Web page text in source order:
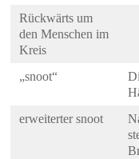
Rückwärts um
den Menschen im
Kreis
„snoot“
erweiterter snoot